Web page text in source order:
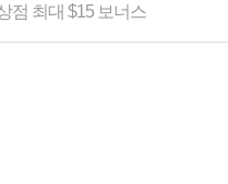
점 최대 $15 보너스